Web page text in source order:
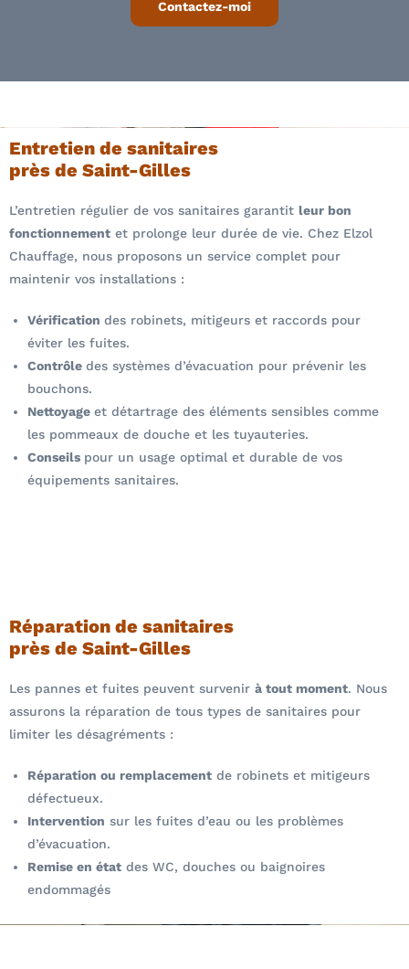
Contactez-moi
Entretien de sanitaires
près de Saint-Gilles
L’entretien régulier de vos sanitaires garantit leur bon
fonctionnement et prolonge leur durée de vie. Chez Elzol
Chauffage, nous proposons un service complet pour
maintenir vos installations :
Vérification des robinets, mitigeurs et raccords pour
éviter les fuites.
Contrôle des systèmes d’évacuation pour prévenir les
bouchons.
Nettoyage et détartrage des éléments sensibles comme
les pommeaux de douche et les tuyauteries.
Conseils pour un usage optimal et durable de vos
équipements sanitaires.
Réparation de sanitaires
près de Saint-Gilles
Les pannes et fuites peuvent survenir à tout moment. Nous
assurons la réparation de tous types de sanitaires pour
limiter les désagréments :
Réparation ou remplacement de robinets et mitigeurs
défectueux.
Intervention sur les fuites d’eau ou les problèmes
d’évacuation.
Remise en état des WC, douches ou baignoires
endommagés